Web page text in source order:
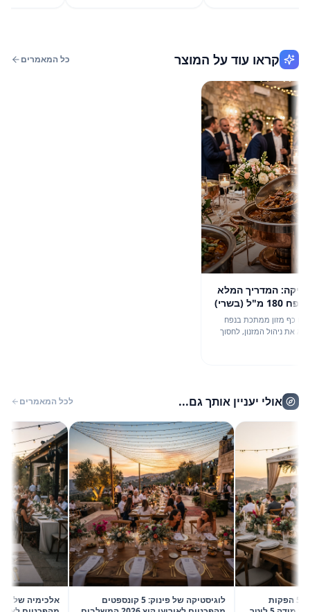
קראו עוד על המוצר כל המאמרים
המדריך המלא
לכף מזון ממתכת בנפח 180 מ"ל (בשרי)
מזון ממתכת בנפח
ניהול המזנון, לחסוך
אולי יעניין אותך גם... לכל המאמרים
בשיא הסטייל: 5 הפקות
לוגיסטיקה של פינוק: 5 קונספטים